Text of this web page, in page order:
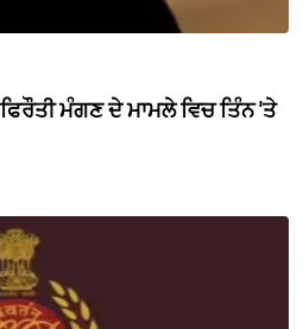
ਮੰਗਣ ਦੇ ਮਾਮਲੇ ਵਿਚ ਤਿੰਨ 'ਤੇ